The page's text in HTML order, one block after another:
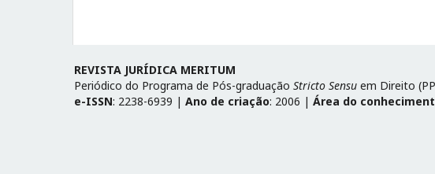
REVISTA JURÍDICA MERITUM
Periódico do Programa de Pós-graduação Stricto Sensu em Direito
e-ISSN: 2238-6939 | Ano de criação: 2006 | Área do